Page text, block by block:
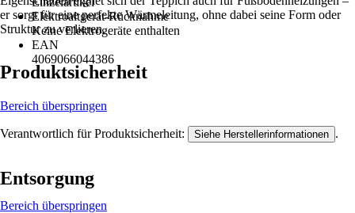
Elektroaltgerät-Rücknahme
Keine Elektrogeräte enthalten
EAN
4069066044386
er sorgt für eine perfekte Wärmeleitung, ohne dabei seine Form oder
Struktur zu verlieren.
Produktsicherheit
Bereich überspringen
Verantwortlich für Produktsicherheit: Siehe Herstellerinformationen .
Entsorgung
Bereich überspringen